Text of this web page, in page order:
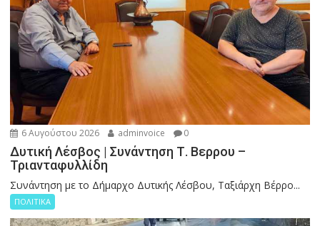
6 Αυγούστου 2026 adminvoice 0
Δυτική Λέσβος | Συνάντηση Τ. Βερρου –
Τριανταφυλλίδη
Συνάντηση με το Δήμαρχο Δυτικής Λέσβου, Ταξιάρχη Βέρρο...
ΠΟΛΙΤΙΚΑ